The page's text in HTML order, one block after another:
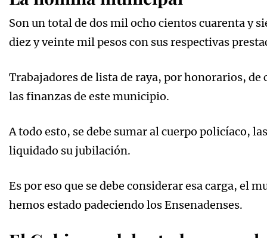
Son un total de dos mil ocho cientos cuarenta y
diez y veinte mil pesos con sus respectivas
Trabajadores de lista de raya, por honorarios,
las finanzas de este municipio.
A todo esto, se debe sumar al cuerpo policíaco,
liquidado su jubilación.
Es por eso que se debe considerar esa carga, el
hemos estado padeciendo los Ensenadenses.